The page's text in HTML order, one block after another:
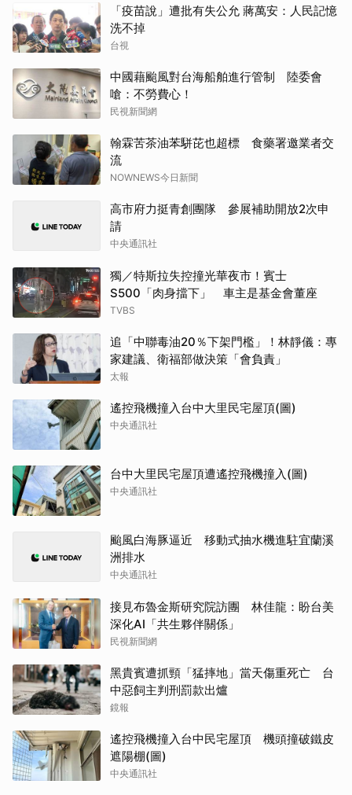
「疫苗說」遭批有失公允 蔣萬安：人民記憶
洗不掉
台視
中國藉颱風對台海船舶進行管制 陸委會
嗆：不勞費心！
民視新聞網
翰霖苦茶油苯駢芘也超標 食藥署邀業者交
流
NOWNEWS今日新聞
高市府力挺青創團隊 參展補助開放2次申
請
中央通訊社
獨／特斯拉失控撞光華夜市！賓士
S500「肉身擋下」 車主是基金會董座
TVBS
追「中聯毒油20％下架門檻」！林靜儀：專
家建議、衛福部做決策「會負責」
太報
遙控飛機撞入台中大里民宅屋頂(圖)
中央通訊社
台中大里民宅屋頂遭遙控飛機撞入(圖)
中央通訊社
颱風白海豚逼近 移動式抽水機進駐宜蘭溪
洲排水
中央通訊社
接見布魯金斯研究院訪團 林佳龍：盼台美
深化AI「共生夥伴關係」
民視新聞網
黑貴賓遭抓頸「猛摔地」當天傷重死亡 台
中惡飼主判刑罰款出爐
鏡報
遙控飛機撞入台中民宅屋頂 機頭撞破鐵皮
遮陽棚(圖)
中央通訊社